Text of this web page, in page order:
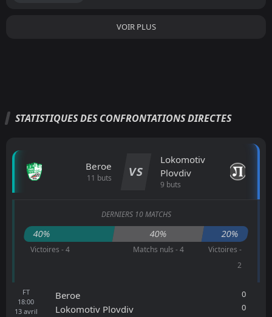
VOIR PLUS
STATISTIQUES DES CONFRONTATIONS DIRECTES
Beroe
11 buts VS
Lokomotiv
Plovdiv
9 buts
DERNIERS 10 MATCHS
40% 40% 20%
Victoires - 4 Matchs nuls - 4
Victoires -
2
FT
18:00
13 avril
Beroe
Lokomotiv Plovdiv
0
0